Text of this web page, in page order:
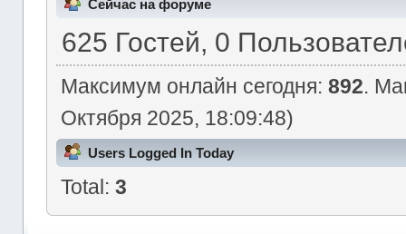
Сейчас на форуме
625 Гостей, 0
Максимум онлайн сегодня: 892.
Октября 2025, 18:09:48)
Users Logged In Today
Total: 3